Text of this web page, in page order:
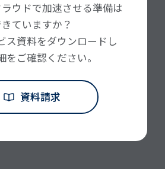
ウドで加速させる準備は
ていますか？
ス資料をダウンロードし
をご確認ください。
資料請求